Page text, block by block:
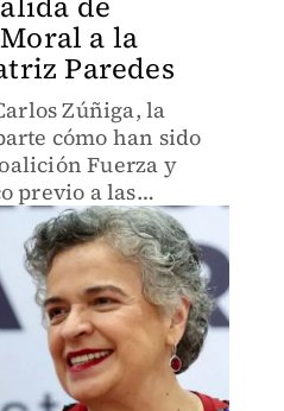
a la
Paredes
Zúñiga, la
cómo han sido
Fuerza y
previo a las